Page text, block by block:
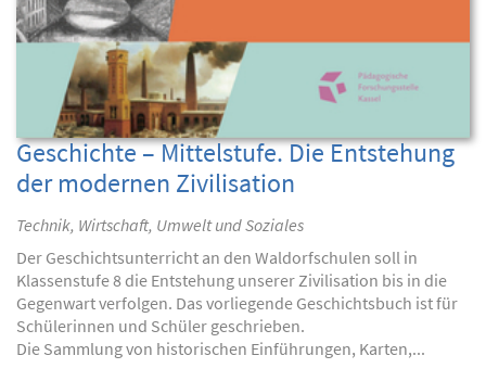
Geschichte – Mittelstufe. Die Entstehung
der modernen Zivilisation
Technik, Wirtschaft, Umwelt und Soziales
Der Geschichtsunterricht an den Waldorfschulen soll in
Klassenstufe 8 die Entstehung unserer Zivilisation bis in die
Gegenwart verfolgen. Das vorliegende Geschichtsbuch ist für
Schülerinnen und Schüler geschrieben.
Die Sammlung von historischen Einführungen, Karten,...